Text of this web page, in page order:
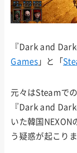
『Dark and
Games 」と「
元々はSteamで
『Dark and
いた韓国NEXON
う疑惑が起こりま